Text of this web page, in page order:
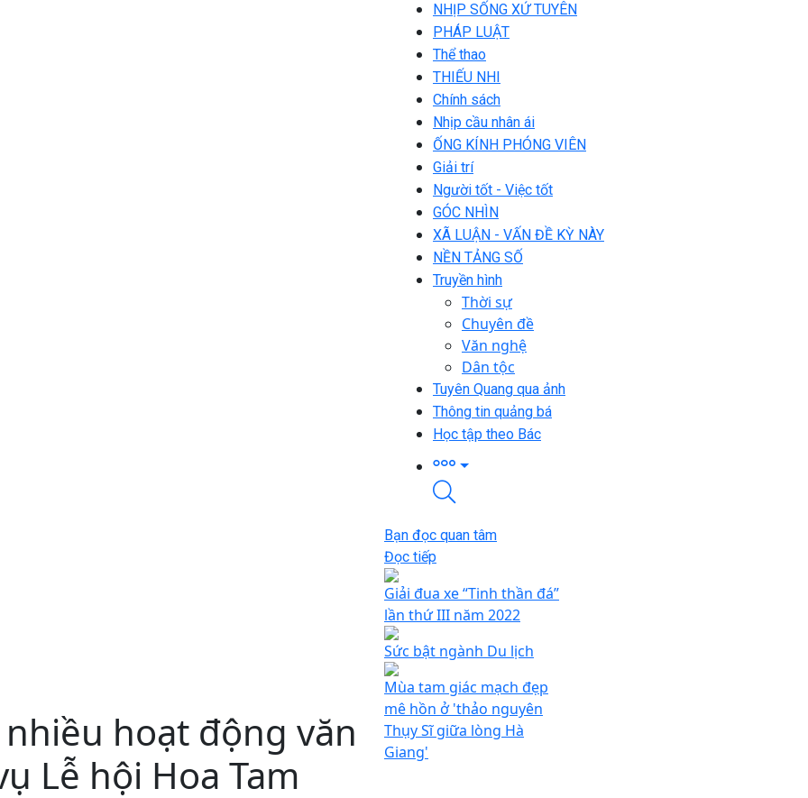
NHỊP SỐNG XỨ TUYÊN
PHÁP LUẬT
Thể thao
THIẾU NHI
Chính sách
Nhịp cầu nhân ái
ỐNG KÍNH PHÓNG VIÊN
Giải trí
Người tốt - Việc tốt
GÓC NHÌN
XÃ LUẬN - VẤN ĐỀ KỲ NÀY
NỀN TẢNG SỐ
Truyền hình
Thời sự
Chuyên đề
Văn nghệ
Dân tộc
Tuyên Quang qua ảnh
Thông tin quảng bá
Học tập theo Bác
hoạt động văn
Lễ hội Hoa Tam
Bạn đọc quan tâm
Đọc tiếp
Giải đua xe “Tinh thần đá”
lần thứ III năm 2022
Sức bật ngành Du lịch
Mùa tam giác mạch đẹp
mê hồn ở 'thảo nguyên
Thụy Sĩ giữa lòng Hà
Giang'